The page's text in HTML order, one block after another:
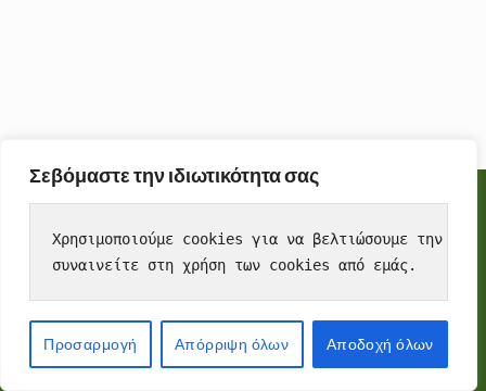
Σεβόμαστε την ιδιωτικότητα σας
Χρησιμοποιούμε cookies για να βελτιώσουμε την
συναινείτε στη χρήση των cookies από εμάς.
Προσαρμογή Απόρριψη όλων Αποδοχή όλων
To make this site work properly, we sometimes place small
data files called cookies on your device. Most big websites do